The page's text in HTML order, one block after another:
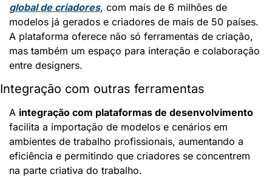
global de criadores, com mais de 6 milhões de
modelos já gerados e criadores de mais de 50 países.
A plataforma oferece não só ferramentas de criação,
mas também um espaço para interação e colaboração
entre designers.
Integração com outras ferramentas
A integração com plataformas de desenvolvimento
facilita a importação de modelos e cenários em
ambientes de trabalho profissionais, aumentando a
eficiência e permitindo que criadores se concentrem
na parte criativa do trabalho.